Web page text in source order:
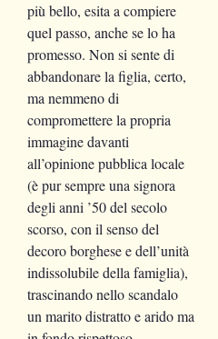
più bello, esita a compiere
quel passo, anche se lo ha
promesso. Non si sente di
abbandonare la figlia, certo,
ma nemmeno di
compromettere la propria
immagine davanti
all’opinione pubblica locale
(è pur sempre una signora
degli anni ’50 del secolo
scorso, con il senso del
decoro borghese e dell’unità
indissolubile della famiglia),
trascinando nello scandalo
un marito distratto e arido ma